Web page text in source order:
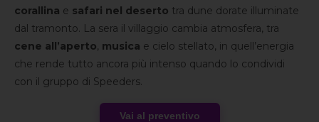
vivere il meglio, senza pensieri.
corallina e safari nel deserto tra dune dorate illuminate
dal tramonto. La sera il villaggio cambia atmosfera, tra
cene all’aperto, musica e cielo stellato, in quell’energia
che rende tutto ancora più intenso quando lo condividi
con il gruppo di Speeders.
Vai al preventivo